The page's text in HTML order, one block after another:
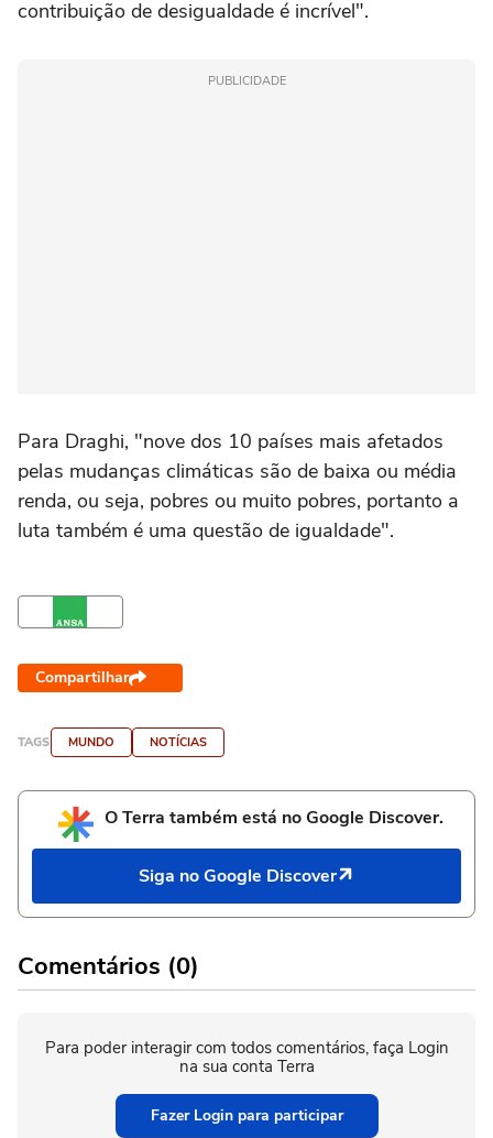
contribuição de desigualdade é incrível".
PUBLICIDADE
Para Draghi, "nove dos 10 países mais afetados
pelas mudanças climáticas são de baixa ou média
renda, ou seja, pobres ou muito pobres, portanto a
luta também é uma questão de igualdade".
Compartilhar
TAGS MUNDO NOTÍCIAS
O Terra também está no Google Discover.
Siga no Google Discover
Comentários (0)
Para poder interagir com todos comentários, faça Login
na sua conta Terra
Fazer Login para participar